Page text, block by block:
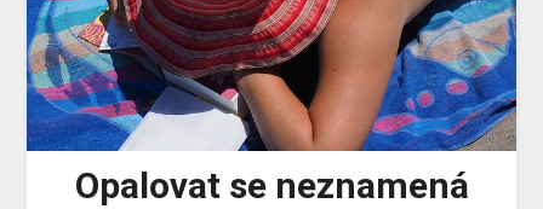
Opalovat se neznamená